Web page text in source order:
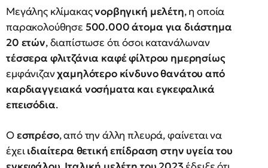
Μεγάλης κλίμακαςνορβηγική μελέτη, η οποία
παρακολούθησε 500.000 άτομα για διάστημα
20 ετών, διαπίστωσε ότι όσοι κατανάλωναν
τέσσερα φλιτζάνια καφέ φίλτρου ημερησίως
εμφάνιζανχαμηλότερο κίνδυνο θανάτου από
καρδιαγγειακά νοσήματα και εγκεφαλικά
επεισόδια.
Οεσπρέσο, από την άλλη πλευρά, φαίνεται να
έχειιδιαίτερα θετική επίδραση στην υγεία του